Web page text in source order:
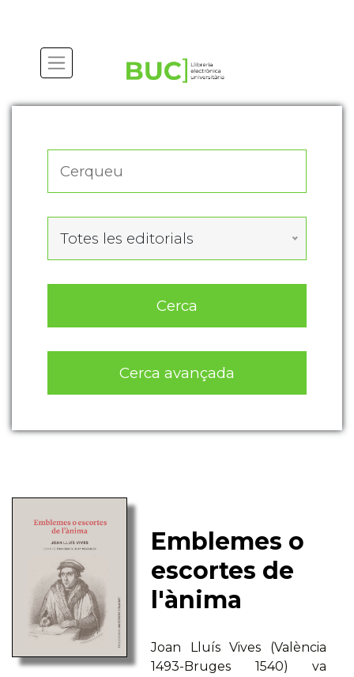
Totes les editorials
Cerca
Cerca avançada
Emblemes o
escortes de
l'ànima
Joan Lluís Vives (València
1493-Bruges 1540) va